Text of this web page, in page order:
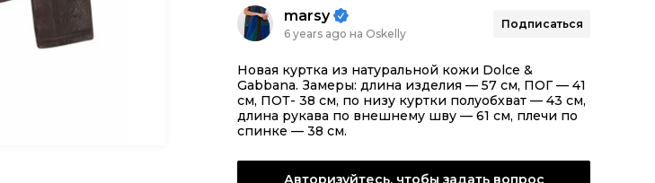
marsy
6 years ago на Oskelly
Подписаться
Новая куртка из натуральной кожи Dolce &
Gabbana. Замеры: длина изделия — 57 см, ПОГ — 41
см, ПОТ- 38 см, по низу куртки полуобхват — 43 см,
длина рукава по внешнему шву — 61 см, плечи по
спинке — 38 см.
Авторизуйтесь, чтобы задать вопрос